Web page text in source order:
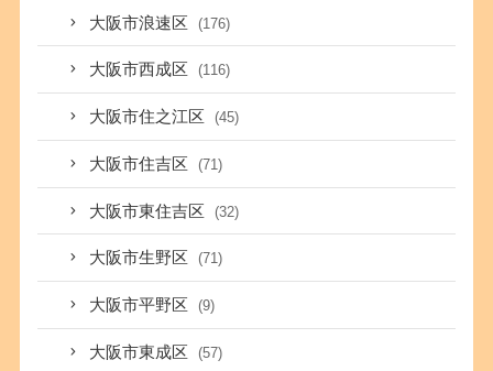
大阪市浪速区 (176)
大阪市西成区 (116)
大阪市住之江区 (45)
大阪市住吉区 (71)
大阪市東住吉区 (32)
大阪市生野区 (71)
大阪市平野区 (9)
大阪市東成区 (57)